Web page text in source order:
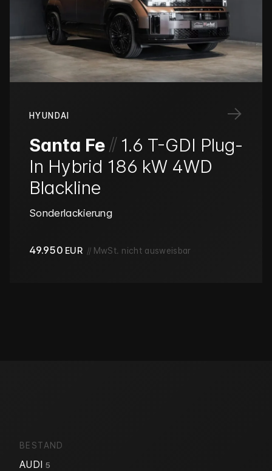
→
HYUNDAI
Santa Fe// 1.6 T-GDI Plug-
In Hybrid 186 kW 4WD
Blackline
Sonderlackierung
49.950 EUR // MwSt. nicht ausweisbar
BESTAND
AUDI 5